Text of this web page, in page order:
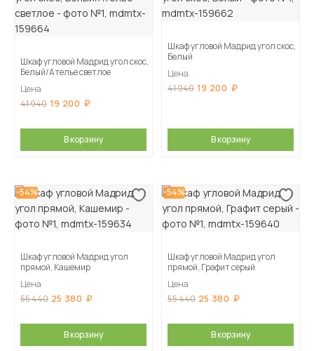
Шкаф угловой Мадрид угол скос,
Белый/Ателье светлое
Цена
41 940 19 200
В корзину
Шкаф угловой Мадрид угол скос,
Белый
Цена
41 940 19 200
В корзину
-54%
Шкаф угловой Мадрид угол
прямой, Кашемир
Цена
55 440 25 380
В корзину
-54%
Шкаф угловой Мадрид угол
прямой, Графит серый
Цена
55 440 25 380
В корзину